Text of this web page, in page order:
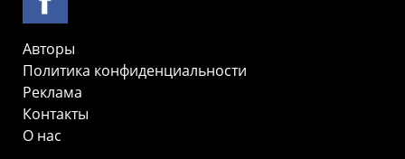
Авторы
Политика конфиденциальности
Реклама
Контакты
О нас